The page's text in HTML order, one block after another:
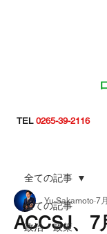
TEL0265-39-2116
全ての記事
政治・政策
全ての記事
ACCSJ、7
Yu Sakamoto 7